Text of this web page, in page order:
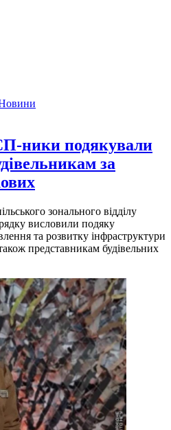
ники подякували
за
зонального відділу
висловили подяку
та розвитку інфраструктури
представникам будівельних